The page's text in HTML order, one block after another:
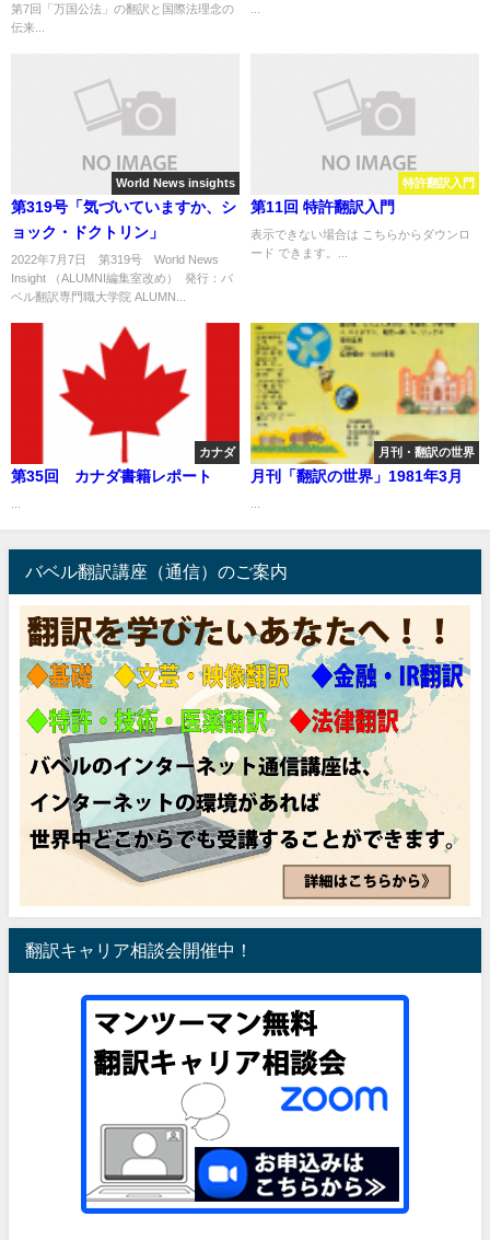
第7回「万国公法」の翻訳と国際法理念の
伝来...
World News insights
第319号「気づいていますか、シ
ョック・ドクトリン」
2022年7月7日 第319号 World News
Insight （ALUMNI編集室改め） 発行：バ
ベル翻訳専門職大学院 ALUMN...
特許翻訳入門
第11回 特許翻訳入門
表示できない場合は こちらからダウンロ
ード できます。...
カナダ
第35回 カナダ書籍レポート
月刊・翻訳の世界
月刊「翻訳の世界」1981年3月
バベル翻訳講座（通信）のご案内
翻訳キャリア相談会開催中！